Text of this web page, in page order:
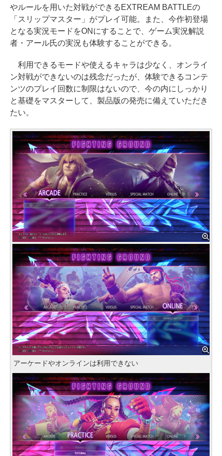
やルールを用いた対戦ができるEXTREAM BATTLEの
「スリップマスター」がプレイ可能。また、今作初登場
となる実況モードをONにすることで、ゲーム実況解説
者・アール氏の実況も体験することができる。
利用できるモードや使えるキャラは少なく、オンライ
ン対戦ができないのは残念だったが、体験できるコンテ
ンツのプレイ回数に制限はないので、今の内にしっかり
と基礎をマスターして、製品版の発売に備えていただき
たい。
アーケードやオンラインは利用できない